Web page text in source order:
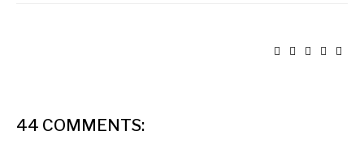
44 COMMENTS: